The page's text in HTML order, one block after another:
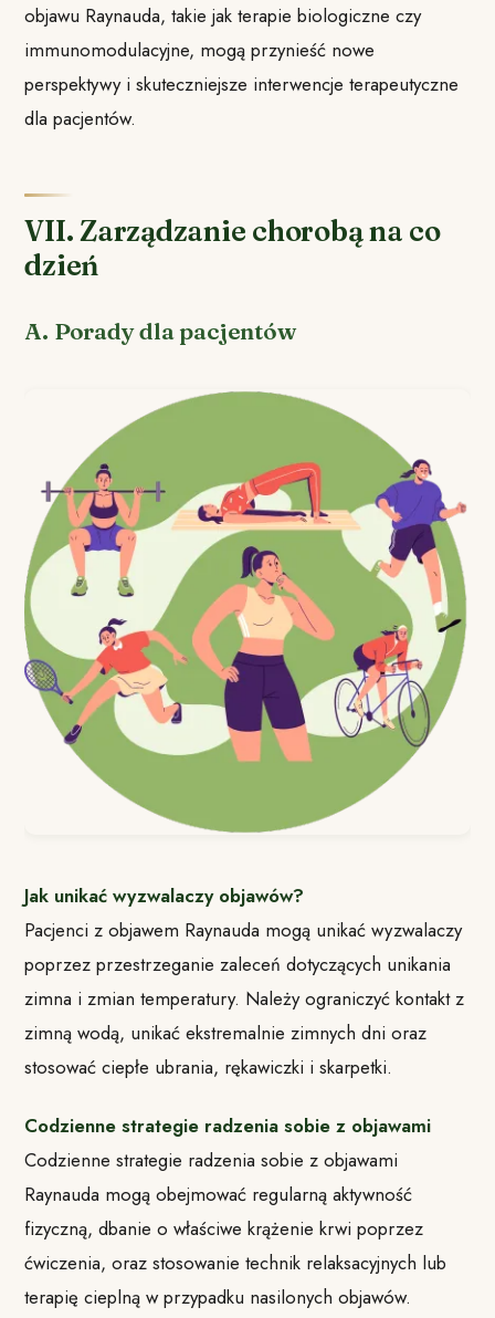
objawu Raynauda, takie jak terapie biologiczne czy
immunomodulacyjne, mogą przynieść nowe
perspektywy i skuteczniejsze interwencje terapeutyczne
dla pacjentów.
VII. Zarządzanie chorobą na co
dzień
A. Porady dla pacjentów
Jak unikać wyzwalaczy objawów?
Pacjenci z objawem Raynauda mogą unikać wyzwalaczy
poprzez przestrzeganie zaleceń dotyczących unikania
zimna i zmian temperatury. Należy ograniczyć kontakt z
zimną wodą, unikać ekstremalnie zimnych dni oraz
stosować ciepłe ubrania, rękawiczki i skarpetki.
Codzienne strategie radzenia sobie z objawami
Codzienne strategie radzenia sobie z objawami
Raynauda mogą obejmować regularną aktywność
fizyczną, dbanie o właściwe krążenie krwi poprzez
ćwiczenia, oraz stosowanie technik relaksacyjnych lub
terapię cieplną w przypadku nasilonych objawów.